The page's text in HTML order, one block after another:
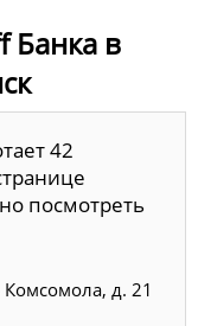
Банка в
42
посмотреть
Комсомола, д. 21